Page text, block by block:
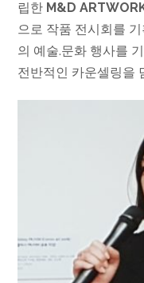
립한 M&D
으로 작품 전시회를
의 예술.문화 행사를
전반적인 카운셀링을